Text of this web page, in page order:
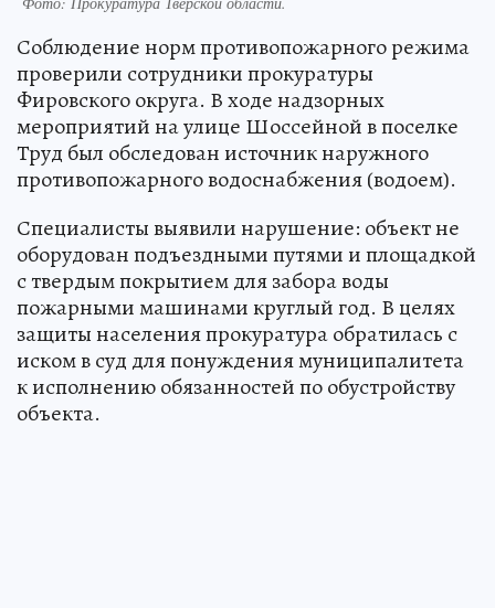
Соблюдение норм противопожарного режима
проверили сотрудники прокуратуры
Фировского округа. В ходе надзорных
мероприятий на улице Шоссейной в поселке
Труд был обследован источник наружного
противопожарного водоснабжения (водоем).
Специалисты выявили нарушение: объект не
оборудован подъездными путями и площадкой
с твердым покрытием для забора воды
пожарными машинами круглый год. В целях
защиты населения прокуратура обратилась с
иском в суд для понуждения муниципалитета
к исполнению обязанностей по обустройству
объекта.